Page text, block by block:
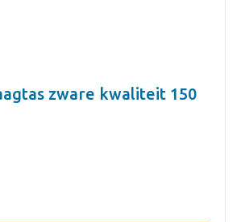
zware kwaliteit 150